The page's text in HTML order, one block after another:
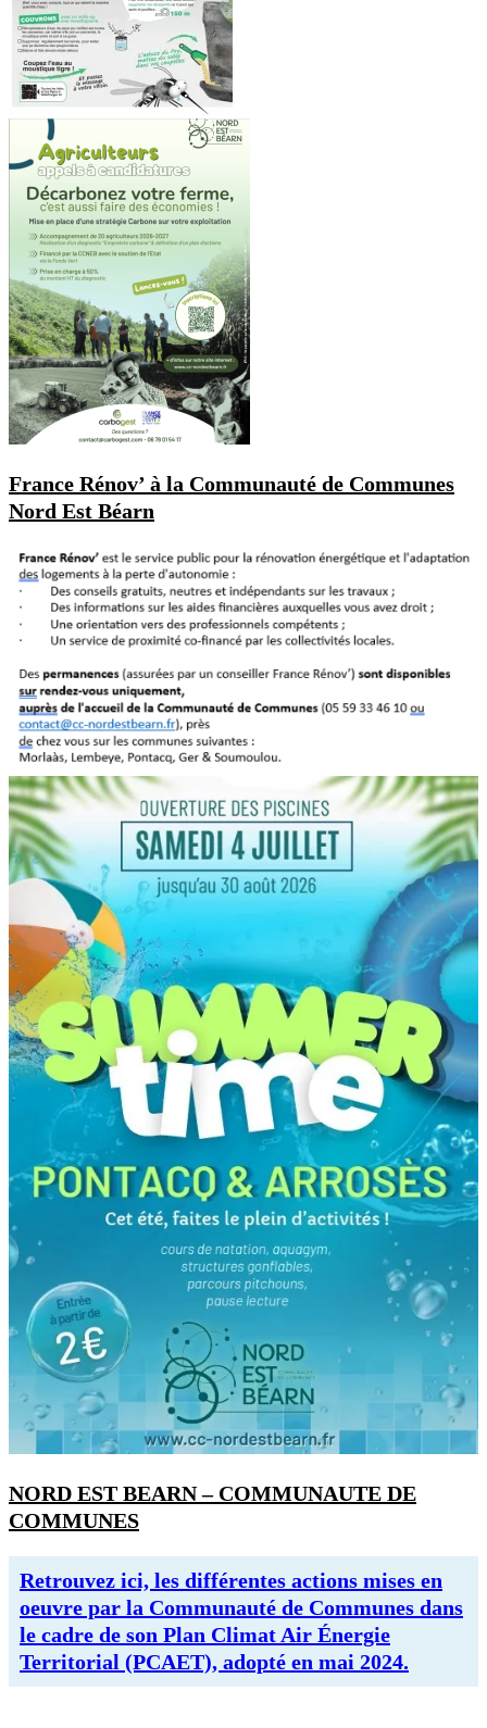
France Rénov’ à la Communauté de Communes
Nord Est Béarn
NORD EST BEARN – COMMUNAUTE DE
COMMUNES
Retrouvez ici, les différentes actions mises en
oeuvre par la Communauté de Communes dans
le cadre de son Plan Climat Air Énergie
Territorial (PCAET), adopté en mai 2024.